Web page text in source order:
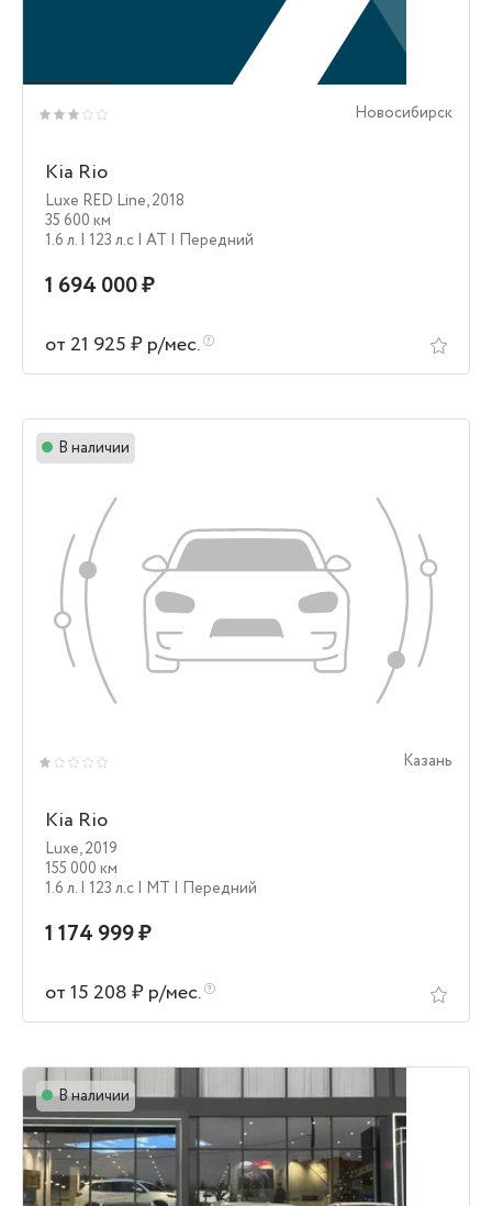
Новосибирск
Kia Rio
Luxe RED Line,2018
35 600 км
1.6 л. | 123 л.c | AT | Передний
1 694 000 ₽
от 21 925 ₽ р/мес.
В наличии
Казань
Kia Rio
Luxe,2019
155 000 км
1.6 л. | 123 л.c | MT | Передний
1 174 999 ₽
от 15 208 ₽ р/мес.
В наличии